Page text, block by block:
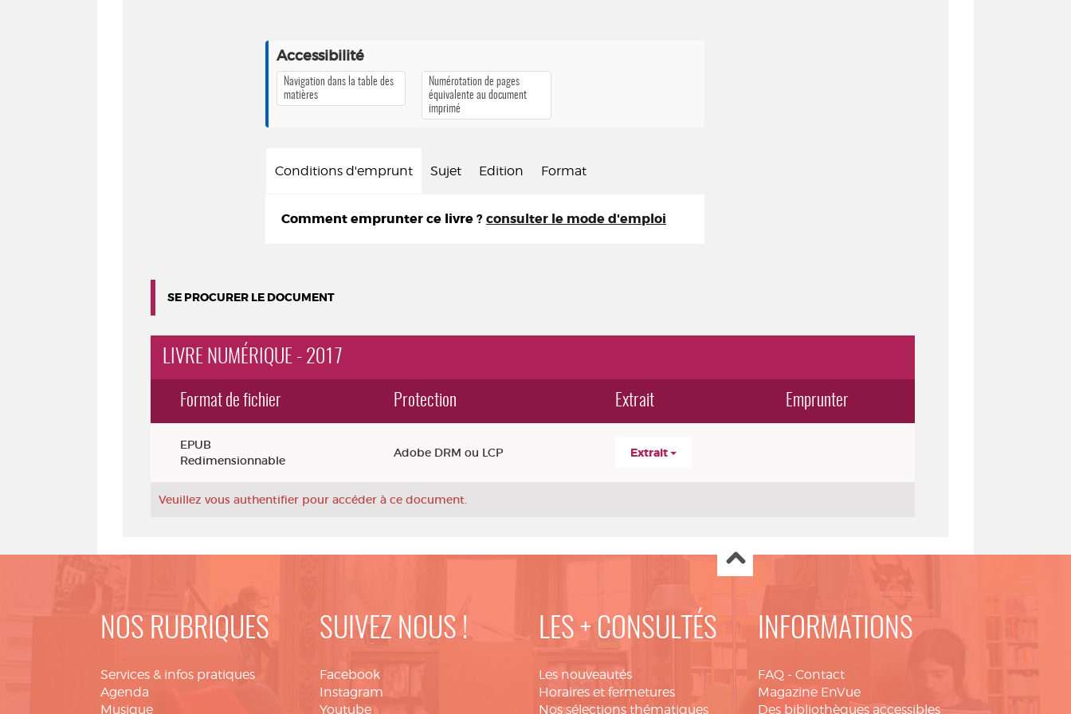
Accessibilité
Navigation dans la table des
matières
Numérotation de pages
équivalente au document
imprimé
Conditions d'emprunt Sujet Edition Format
Comment emprunter ce livre ? consulter le mode d'emploi
SE PROCURER LE DOCUMENT
LIVRE NUMÉRIQUE - 2017
Format de fichier Protection Extrait Emprunter
EPUB
Redimensionnable
Adobe DRM ou LCP Extrait
Veuillez vous authentifier pour accéder à ce document.
NOS RUBRIQUES
Services & infos pratiques
Agenda
Musique
SUIVEZ NOUS !
Facebook
Instagram
Youtube
LES + CONSULTÉS
Les nouveautés
Horaires et fermetures
Nos sélections thématiques
INFORMATIONS
FAQ - Contact
Magazine EnVue
Des bibliothèques accessibles